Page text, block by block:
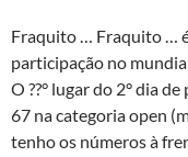
Fraquito … Fraquito …
participação no
O ??° lugar do 2° dia
67 na categoria open
tenho os números à